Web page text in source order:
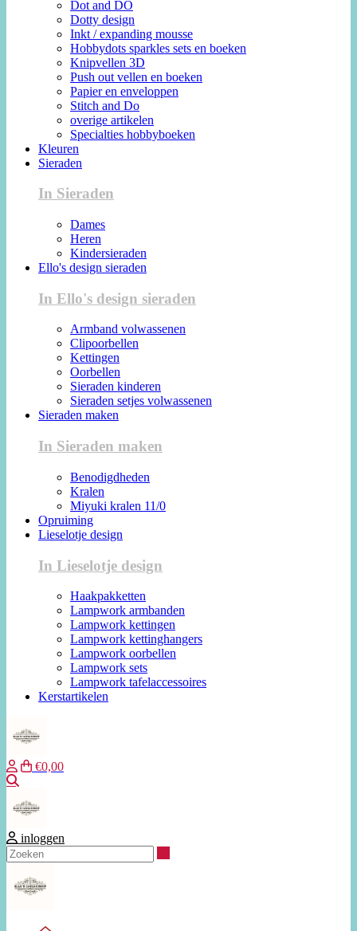
Dot and DO
Dotty design
Inkt / expanding mousse
Hobbydots sparkles sets en boeken
Knipvellen 3D
Push out vellen en boeken
Papier en enveloppen
Stitch and Do
overige artikelen
Specialties hobbyboeken
Kleuren
Sieraden
In Sieraden
Dames
Heren
Kindersieraden
Ello's design sieraden
In Ello's design sieraden
Armband volwassenen
Clipoorbellen
Kettingen
Oorbellen
Sieraden kinderen
Sieraden setjes volwassenen
Sieraden maken
In Sieraden maken
Benodigdheden
Kralen
Miyuki kralen 11/0
Opruiming
Lieselotje design
In Lieselotje design
Haakpakketten
Lampwork armbanden
Lampwork kettingen
Lampwork kettinghangers
Lampwork oorbellen
Lampwork sets
Lampwork tafelaccessoires
Kerstartikelen
€0,00
inloggen